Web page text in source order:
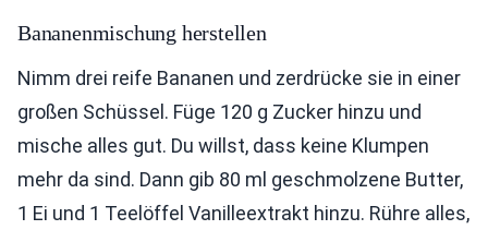
Bananenmischung herstellen
Nimm drei reife Bananen und zerdrücke sie in einer
großen Schüssel. Füge 120 g Zucker hinzu und
mische alles gut. Du willst, dass keine Klumpen
mehr da sind. Dann gib 80 ml geschmolzene Butter,
1 Ei und 1 Teelöffel Vanilleextrakt hinzu. Rühre alles,